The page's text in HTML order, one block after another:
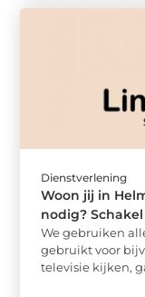
Dienstverlening
Woon jij in
nodig?
We gebruiken
gebruikt voor
televisie kijken,